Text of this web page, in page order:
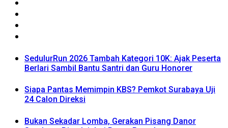
SedulurRun 2026 Tambah Kategori 10K: Ajak Peserta
Berlari Sambil Bantu Santri dan Guru Honorer
Siapa Pantas Memimpin KBS? Pemkot Surabaya Uji
24 Calon Direksi
Bukan Sekadar Lomba, Gerakan Pisang Danor